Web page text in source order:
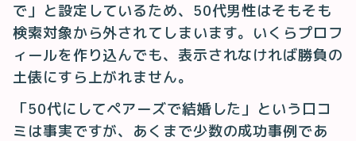
で」と設定しているため、50代男性はそもそも
検索対象から外されてしまいます。いくらプロフ
ィールを作り込んでも、表示されなければ勝負の
土俵にすら上がれません。
「50代にしてペアーズで結婚した」という口コ
ミは事実ですが、あくまで少数の成功事例であ